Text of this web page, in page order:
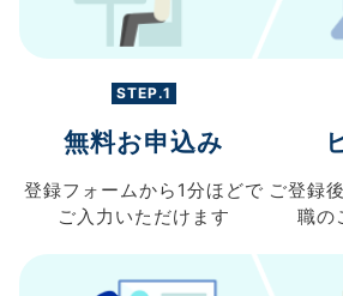
STEP.1
無料お申込み
登録フォームから 1分ほどで
ご入力 いただけます
ご登録後
職の